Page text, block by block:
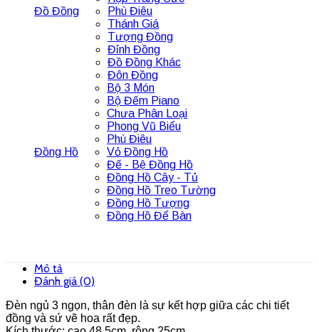
Đồ Đồng
Phù Điêu
Thánh Giá
Tượng Đồng
Đỉnh Đồng
Đồ Đồng Khác
Đôn Đồng
Đồng Hồ
Bộ 3 Món
Bộ Đếm Piano
Chưa Phân Loại
Phong Vũ Biểu
Phù Điêu
Vỏ Đồng Hồ
Đế - Bệ Đồng Hồ
Đồng Hồ Cây - Tủ
Đồng Hồ Treo Tường
Đồng Hồ Tượng
Đồng Hồ Để Bàn
Mô tả
Đánh giá (0)
Đèn ngủ 3 ngọn, thân đèn là sự kết hợp giữa các chi tiết
đồng và sứ vẽ hoa rất đẹp.